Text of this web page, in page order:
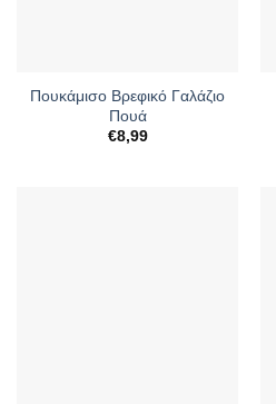
Πουκάμισο Βρεφικό Γαλάζιο
Πουά
€8,99